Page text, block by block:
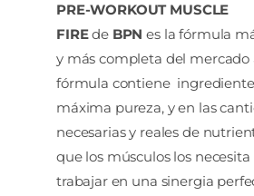
PRE-WORKOUT MUSCLE
FIREde BPN es la fórmula
y más completa del mercado
fórmula contiene
máxima pureza, y en las
necesarias y reales de
que los músculos los
trabajar en una sinergia